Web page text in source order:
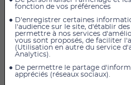
fonction de vos préférences
D'enregistrer certaines
l'audience sur le site, d'établir
permettre à nos services
vous sont proposés, de faciliter
(Utilisation en autre du service
Analytics).
De permettre le partage
appréciés (réseaux sociaux).